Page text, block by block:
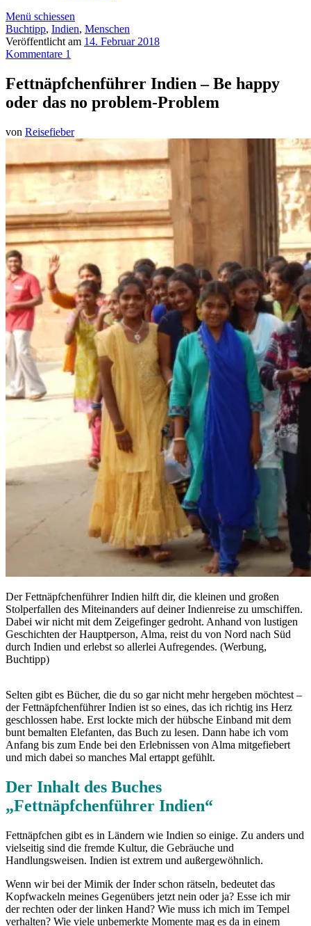
Menü schiessen
Buchtipp, Indien, Menschen
Veröffentlicht am 14. Februar 2018
Kommentare 1
Fettnäpfchenführer Indien – Be happy
oder das no problem-Problem
von Reisefieber
Der Fettnäpfchenführer Indien hilft dir, die kleinen und großen
Stolperfallen des Miteinanders auf deiner Indienreise zu umschiffen.
Dabei wir nicht mit dem Zeigefinger gedroht. Anhand von lustigen
Geschichten der Hauptperson, Alma, reist du von Nord nach Süd
durch Indien und erlebst so allerlei Aufregendes. (Werbung,
Buchtipp)
Selten gibt es Bücher, die du so gar nicht mehr hergeben möchtest –
der Fettnäpfchenführer Indien ist so eines, das ich richtig ins Herz
geschlossen habe. Erst lockte mich der hübsche Einband mit dem
bunt bemalten Elefanten, das Buch zu lesen. Dann habe ich vom
Anfang bis zum Ende bei den Erlebnissen von Alma mitgefiebert
und mich dabei so manches Mal ertappt gefühlt.
Der Inhalt des Buches
„Fettnäpfchenführer Indien“
Fettnäpfchen gibt es in Ländern wie Indien so einige. Zu anders und
vielseitig sind die fremde Kultur, die Gebräuche und
Handlungsweisen. Indien ist extrem und außergewöhnlich.
Wenn wir bei der Mimik der Inder schon rätseln, bedeutet das
Kopfwackeln meines Gegenübers jetzt nein oder ja? Esse ich mir
der rechten oder der linken Hand? Wie muss ich mich im Tempel
verhalten? Wie viele unbemerkte Momente mag es da in einem